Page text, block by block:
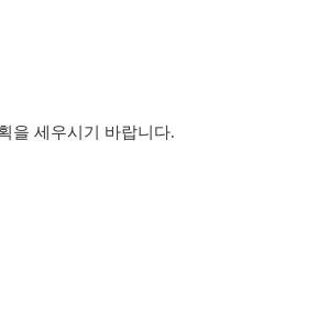
을 세우시기 바랍니다.